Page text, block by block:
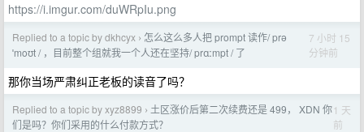
https://i.imgur.com/duWRpIu.png
Replied to a topic by dkhcyx › 怎么这么多人把 prompt 读作/ prə
ˈmoʊt / ，目前整个组就我一个人还在坚持/ prɑːmpt / 了
7 小时 15
分钟前
那你当场严肃纠正老板的读音了吗？
Replied to a topic by xyz8899 › 土区涨价后第二次续费还是 499， XDN 你
们是吗？你们采用的什么付款方式？
1 天
前